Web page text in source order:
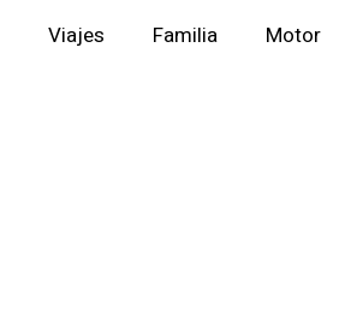
Viajes Familia Motor